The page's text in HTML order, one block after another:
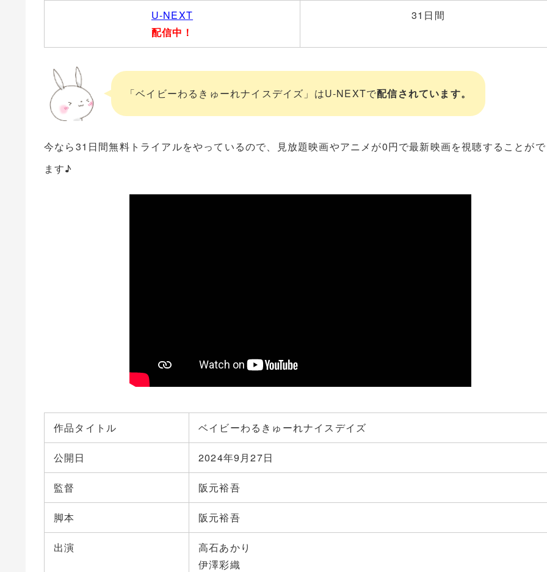
U-NEXT
配信中！
31日間
「ベイビーわるきゅーれナイスデイズ」はU-NEXTで配信されています。
今なら31日間無料トライアルをやっているので、見放題映画やアニメが0円で最新映画を視聴することが
ます♪
作品タイトル ベイビーわるきゅーれナイスデイズ
公開日 2024年9月27日
監督 阪元裕吾
脚本 阪元裕吾
出演
高石あかり
伊澤彩織